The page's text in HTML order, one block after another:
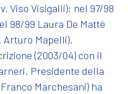
Viso Visigalli); nel 97/98
98/99 Laura De Mattè
Arturo Mapelli).
(2003/04) con il
Presidente della
Marchesani) ha